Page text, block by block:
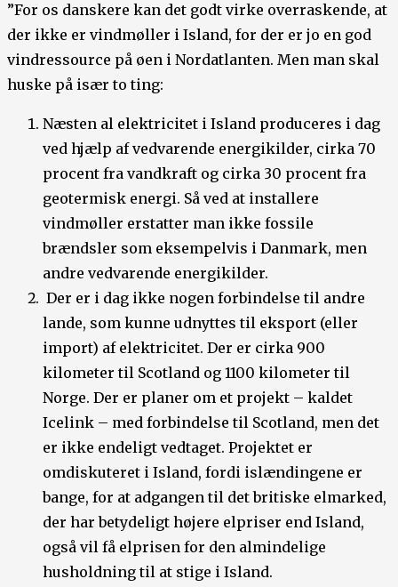
”For os danskere kan det godt virke overraskende, at
der ikke er vindmøller i Island, for der er jo en god
vindressource på øen i Nordatlanten. Men man skal
huske på især to ting:
Næsten al elektricitet i Island produceres i dag
ved hjælp af vedvarende energikilder, cirka 70
procent fra vandkraft og cirka 30 procent fra
geotermisk energi. Så ved at installere
vindmøller erstatter man ikke fossile
brændsler som eksempelvis i Danmark, men
andre vedvarende energikilder.
Der er i dag ikke nogen forbindelse til andre
lande, som kunne udnyttes til eksport (eller
import) af elektricitet. Der er cirka 900
kilometer til Scotland og 1100 kilometer til
Norge. Der er planer om et projekt – kaldet
Icelink – med forbindelse til Scotland, men det
er ikke endeligt vedtaget. Projektet er
omdiskuteret i Island, fordi islændingene er
bange, for at adgangen til det britiske elmarked,
der har betydeligt højere elpriser end Island,
også vil få elprisen for den almindelige
husholdning til at stige i Island.